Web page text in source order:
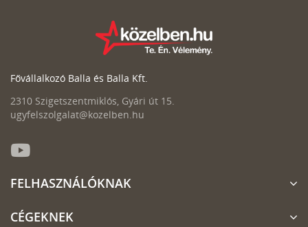
Fővállalkozó Balla és Balla Kft.
2310 Szigetszentmiklós, Gyári út 15.
ugyfelszolgalat@kozelben.hu
FELHASZNÁLÓKNAK
CÉGEKNEK